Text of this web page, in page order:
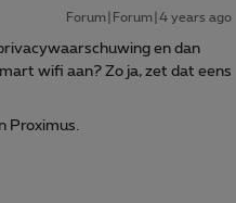
Forum|Forum|4 years ago
en dan
wifi aan? Zo ja, zet dat eens
Proximus.